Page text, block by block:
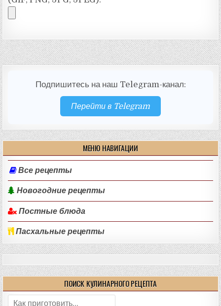
Подпишитесь на наш Telegram-канал:
Перейти в Telegram
МЕНЮ НАВИГАЦИИ
Все рецепты
Новогодние рецепты
Постные блюда
Пасхальные рецепты
ПОИСК КУЛИНАРНОГО РЕЦЕПТА
Поиск: